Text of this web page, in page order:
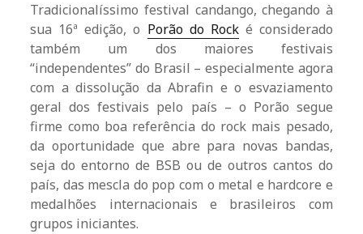
Tradicionalíssimo festival candango, chegando à
sua 16ª edição, o Porão do Rocké considerado
também um dos maiores festivais
“independentes” do Brasil – especialmente agora
com a dissolução da Abrafin e o esvaziamento
geral dos festivais pelo país – o Porão segue
firme como boa referência do rock mais pesado,
da oportunidade que abre para novas bandas,
seja do entorno de BSB ou de outros cantos do
país, das mescla do pop com o metal e hardcore e
medalhões internacionais e brasileiros com
grupos iniciantes.